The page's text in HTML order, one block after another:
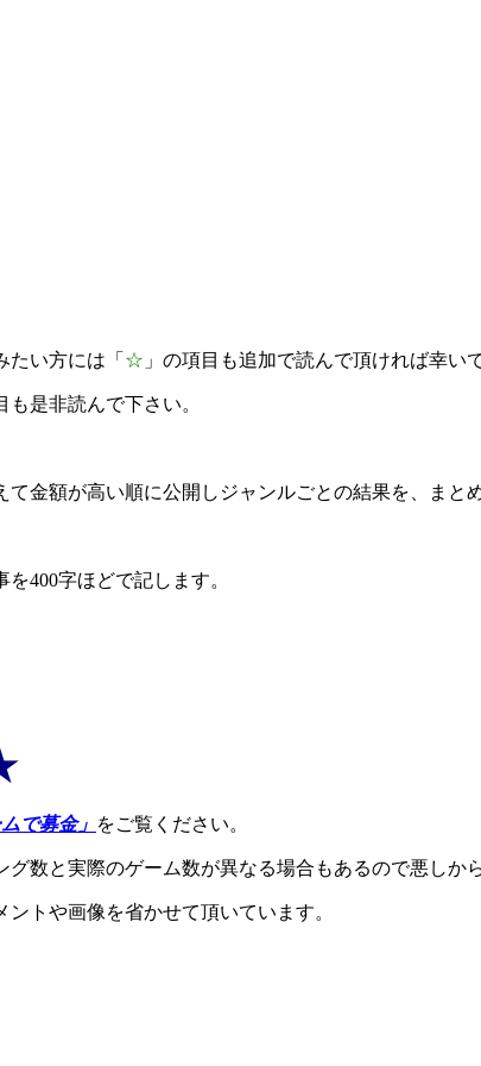
たい方には「 ☆ 」の項目も追加で読んで頂ければ幸い
是非読んで下さい。
金額が高い順に公開しジャンルごとの結果を、まと
400字ほどで記します。
で募金」 をご覧ください。
数と実際のゲーム数が異なる場合もあるので悪しか
トや画像を省かせて頂いています。